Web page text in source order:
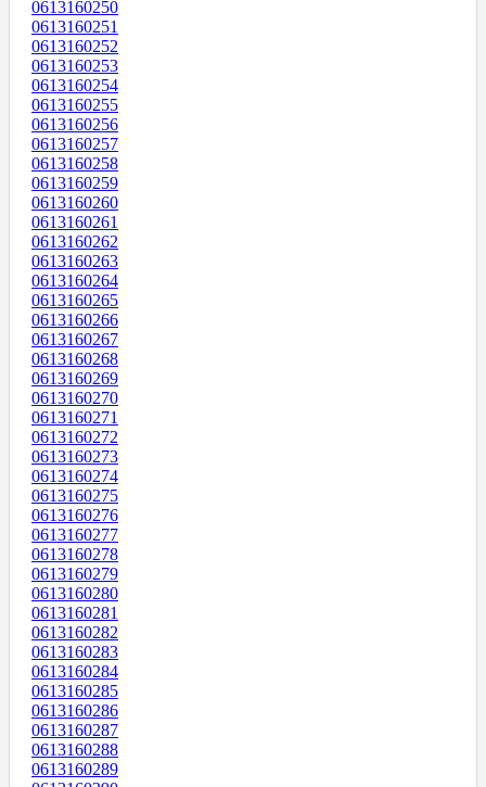
0613160250
0613160251
0613160252
0613160253
0613160254
0613160255
0613160256
0613160257
0613160258
0613160259
0613160260
0613160261
0613160262
0613160263
0613160264
0613160265
0613160266
0613160267
0613160268
0613160269
0613160270
0613160271
0613160272
0613160273
0613160274
0613160275
0613160276
0613160277
0613160278
0613160279
0613160280
0613160281
0613160282
0613160283
0613160284
0613160285
0613160286
0613160287
0613160288
0613160289